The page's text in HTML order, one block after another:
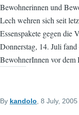
Bewohnerinnen und
Lech wehren sich seit
Essenspakete gegen die
Donnerstag, 14. Juli
BewohnerInnen vor dem
By kandolo , 8 July, 2005